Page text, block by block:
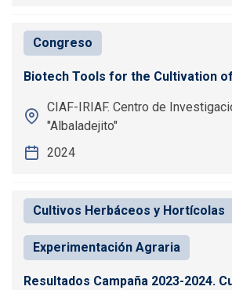
Congreso
Biotech Tools for the Cultivation
CIAF-IRIAF. Centro de
"Albaladejito"
2024
Cultivos Herbáceos y Hortícolas
Experimentación Agraria
Resultados Campaña 2023-2024.